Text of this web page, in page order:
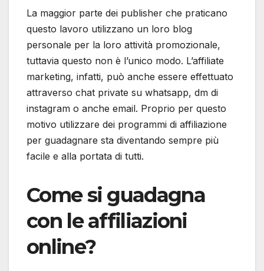
La maggior parte dei publisher che praticano
questo lavoro utilizzano un loro blog
personale per la loro attività promozionale,
tuttavia questo non è l’unico modo. L’affiliate
marketing, infatti, può anche essere effettuato
attraverso chat private su whatsapp, dm di
instagram o anche email. Proprio per questo
motivo utilizzare dei programmi di affiliazione
per guadagnare sta diventando sempre più
facile e alla portata di tutti.
Come si guadagna
con le affiliazioni
online?